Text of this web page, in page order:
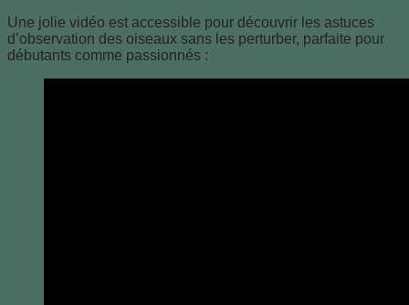
Une jolie vidéo est accessible pour découvrir les astuces
d’observation des oiseaux sans les perturber, parfaite pour
débutants comme passionnés :